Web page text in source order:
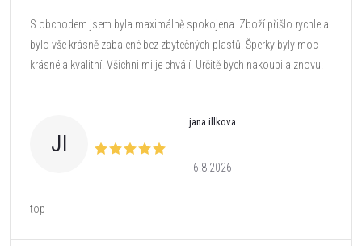
S obchodem jsem byla maximálně spokojena. Zboží přišlo rychle a
bylo vše krásně zabalené bez zbytečných plastů. Šperky byly moc
krásné a kvalitní. Všichni mi je chválí. Určitě bych nakoupila znovu.
JI
jana illkova
6.8.2026
top